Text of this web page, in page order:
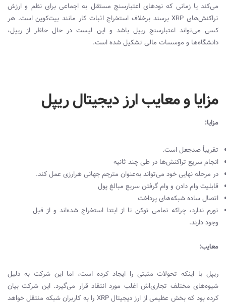
میکند یا زمانی که نودهای اعتبارسنج مستقل به اجماعی برای نظم و ارزش
تراکنش‌‌های XRPبرسند‌ برخلاف استخراج اثبات کار مانند بیتکوین است. هر
کسی میتواند اعتبارسنج ریپل باشد و این لیست در حال حاظر از ریپل،
دانشگاه‌ها و موسسات مالی تشکیل شده است.
مزایا و معایب ارز دیجیتال ریپل
مزایا:
تقریباً ضد‌جعل است.
انجام سریع تراکنش‌ها در طی چند ثانیه
در مرحله نهایی خود می‌تواند به‌عنوان مترجم جهانی هر‌ارزی عمل کند.
قابلیت وام دادن و وام گرفتن سریع مبالغ پول
اتصال ساده شبکه‌های پرداخت
تورم ندارد، چراکه تمامی توکن تا از ابتدا استخراج شده‌اند و از قبل
وجود دارند.
معایب:
ریپل با اینکه تحولات مثبتی را ایجاد کرده است، اما این شرکت به‌ دلیل
شیوه‌های مختلف تجاری‌اش اغلب مورد انتقاد قرار می‌گیرد. این شرکت بیان
کرده بود که بخش عظیمی از ارز دیجیتالXRP را به کاربران شبکه منتقل خواهد